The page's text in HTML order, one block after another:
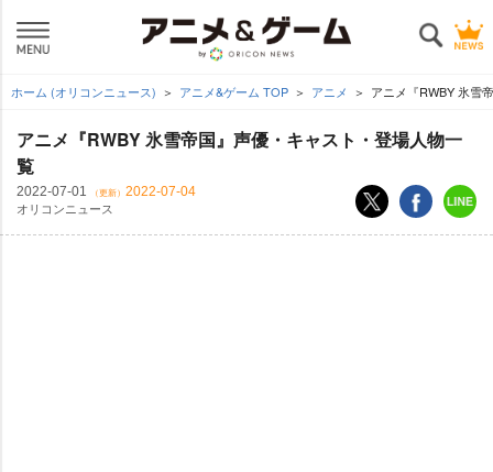
ホーム (オリコンニュース) アニメ&ゲーム TOP アニメ アニメ『RWBY 氷雪
アニメ『RWBY 氷雪帝国』声優・キャスト・登場人物一
覧
2022-07-01 （更新） 2022-07-04
オリコンニュース